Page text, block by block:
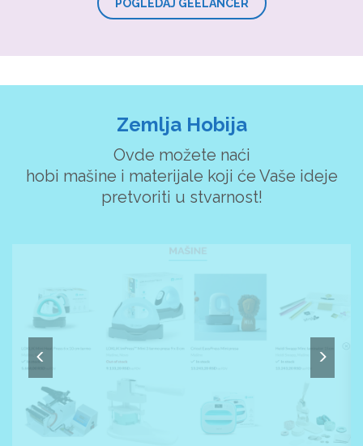
Zemlja Hobija
Ovde možete naći
hobi mašine i materijale koji će Vaše ideje
pretvoriti u stvarnost!